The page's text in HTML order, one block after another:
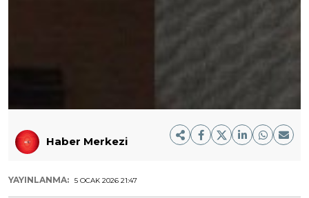
Haber Merkezi
YAYINLANMA: 5 OCAK 2026 21:47